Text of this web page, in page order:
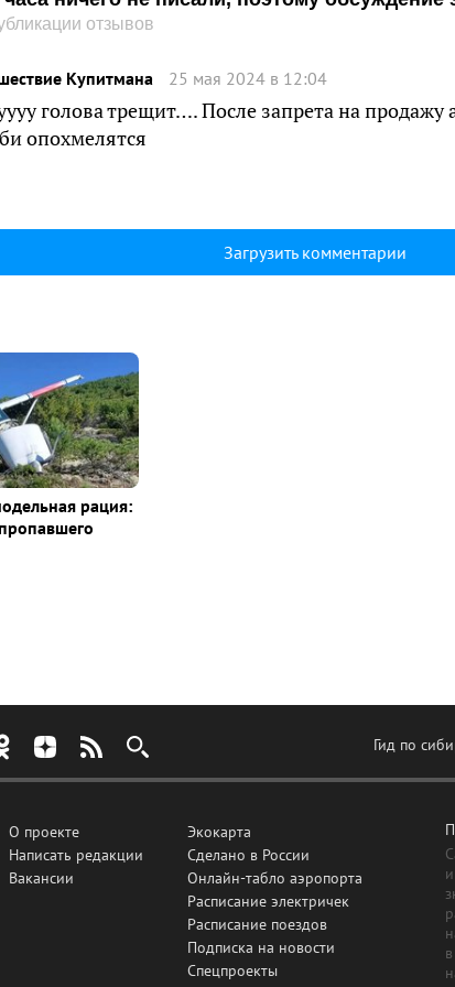
отзывов
Купитмана 25 мая 2024 в 12:04
голова трещит…. После запрета на
опохмелятся
Загрузить комментарии
рация:
Гид по
О проекте
Написать редакции
Вакансии
Экокарта
Сделано в России
Онлайн-табло аэропорта
Расписание электричек
Расписание поездов
Подписка на новости
Спецпроекты